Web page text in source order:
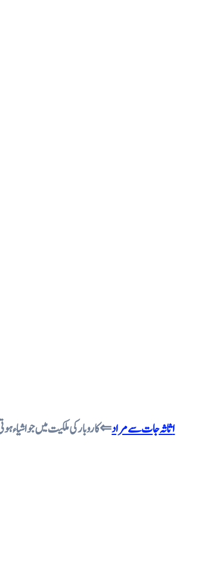
اثاثہ جات سے مراد⇐ کاروبار کی ملکیت میں جو اشیاء